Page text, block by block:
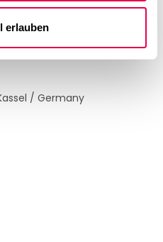
erlauben
und -textilien. Wir
für Restaurants, Hotels und
auf die Sie sich verlassen
/ Germany